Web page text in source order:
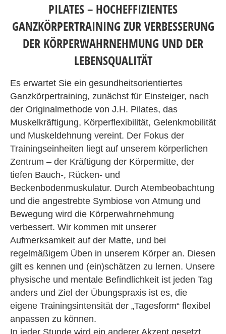
PILATES – HOCHEFFIZIENTES
GANZKÖRPERTRAINING ZUR VERBESSERUNG
DER KÖRPERWAHRNEHMUNG UND DER
LEBENSQUALITÄT
Es erwartet Sie ein gesundheitsorientiertes
Ganzkörpertraining, zunächst für Einsteiger, nach
der Originalmethode von J.H. Pilates, das
Muskelkräftigung, Körperflexibilität, Gelenkmobilität
und Muskeldehnung vereint. Der Fokus der
Trainingseinheiten liegt auf unserem körperlichen
Zentrum – der Kräftigung der Körpermitte, der
tiefen Bauch-, Rücken- und
Beckenbodenmuskulatur. Durch Atembeobachtung
und die angestrebte Symbiose von Atmung und
Bewegung wird die Körperwahrnehmung
verbessert. Wir kommen mit unserer
Aufmerksamkeit auf der Matte, und bei
regelmäßigem Üben in unserem Körper an. Diesen
gilt es kennen und (ein)schätzen zu lernen. Unsere
physische und mentale Befindlichkeit ist jeden Tag
anders und Ziel der Übungspraxis ist es, die
eigene Trainingsintensität der „Tagesform“ flexibel
anpassen zu können.
In jeder Stunde wird ein anderer Akzent gesetzt